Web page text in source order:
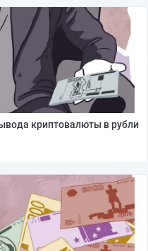
криптовалюты в рубли